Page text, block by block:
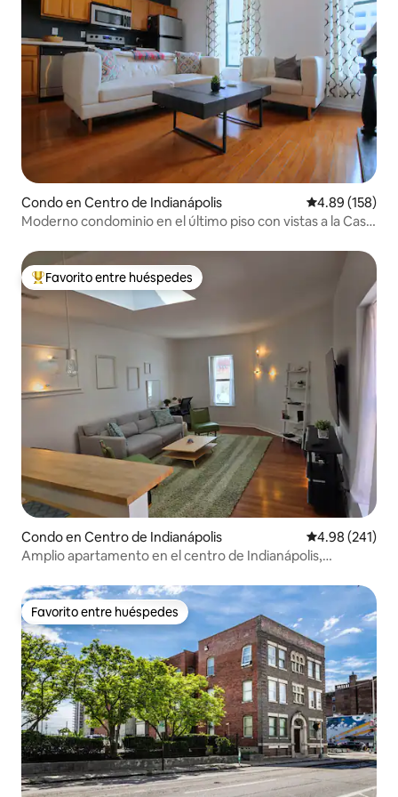
Condo en Centro de Indianápolis Calificación
4.89 (158)
Moderno condominio en el último piso con vistas a la Casa
Favorito entre huéspedes preferido
Favorito entre huéspedes
Condo en Centro de Indianápolis Calificación
4.98 (241)
Amplio apartamento en el centro de Indianápolis,
Favorito entre huéspedes
Favorito entre huéspedes